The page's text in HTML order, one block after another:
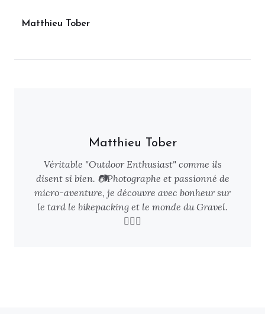
Matthieu Tober
Matthieu Tober
Véritable "Outdoor Enthusiast" comme ils
disent si bien. 📷Photographe et passionné de
micro-aventure, je découvre avec bonheur sur
le tard le bikepacking et le monde du Gravel.
🚴🏻‍♂️